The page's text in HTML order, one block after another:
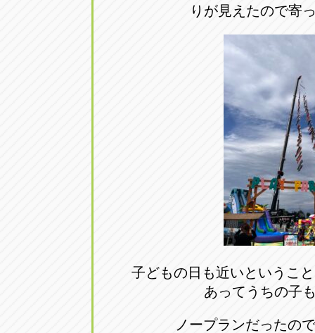
トラック
059-331-
三重
三重県四日市市午起3丁目1番3
りが見えたので寄
子どもの日も近いというこ
あってうちの子
ノープランだったの